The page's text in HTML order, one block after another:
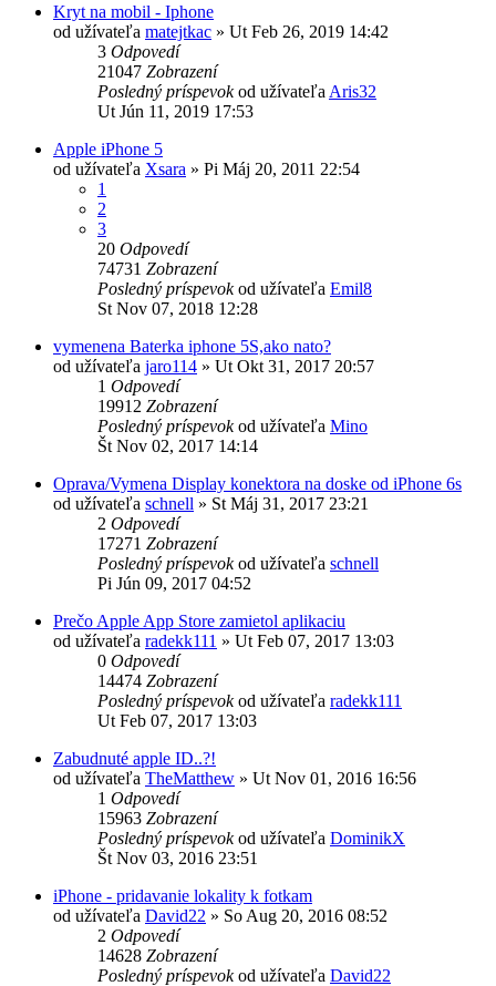
Kryt na mobil - Iphone
od užívateľa matejtkac » Ut Feb 26, 2019 14:42
3 Odpovedí
21047 Zobrazení
Posledný príspevokod užívateľa Aris32
Ut Jún 11, 2019 17:53
Apple iPhone 5
od užívateľa Xsara » Pi Máj 20, 2011 22:54
1
2
3
20 Odpovedí
74731 Zobrazení
Posledný príspevokod užívateľa Emil8
St Nov 07, 2018 12:28
vymenena Baterka iphone 5S,ako nato?
od užívateľa jaro114 » Ut Okt 31, 2017 20:57
1 Odpovedí
19912 Zobrazení
Posledný príspevokod užívateľa Mino
Št Nov 02, 2017 14:14
Oprava/Vymena Display konektora na doske od iPhone 6s
od užívateľa schnell » St Máj 31, 2017 23:21
2 Odpovedí
17271 Zobrazení
Posledný príspevokod užívateľa schnell
Pi Jún 09, 2017 04:52
Prečo Apple App Store zamietol aplikaciu
od užívateľa radekk111 » Ut Feb 07, 2017 13:03
0 Odpovedí
14474 Zobrazení
Posledný príspevokod užívateľa radekk111
Ut Feb 07, 2017 13:03
Zabudnuté apple ID..?!
od užívateľa TheMatthew » Ut Nov 01, 2016 16:56
1 Odpovedí
15963 Zobrazení
Posledný príspevokod užívateľa DominikX
Št Nov 03, 2016 23:51
iPhone - pridavanie lokality k fotkam
od užívateľa David22 » So Aug 20, 2016 08:52
2 Odpovedí
14628 Zobrazení
Posledný príspevokod užívateľa David22